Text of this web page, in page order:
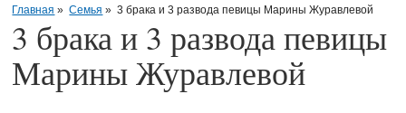
Главная » Семья » 3 брака и 3 развода певицы Марины Журавлевой
3 брака и 3 развода певицы
Марины Журавлевой